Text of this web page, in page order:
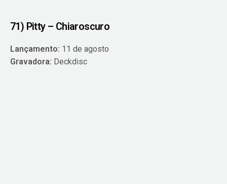
71) Pitty – Chiaroscuro
Lançamento: 11 de agosto
Gravadora: Deckdisc